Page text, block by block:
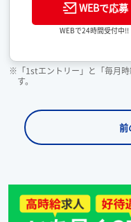
WEBで応募
WEBで24時間受付中!!
※「1stエントリー」と「毎月
す。
前